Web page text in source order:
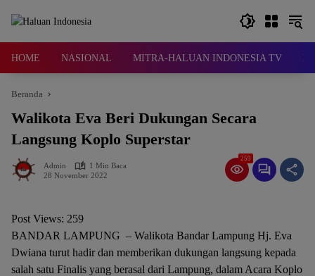
HOME NASIONAL MITRA-HALUAN INDONESIA TV
Beranda
Walikota Eva Beri Dukungan Secara
Langsung Koplo Superstar
Admin
1 Min Baca
28 November 2022
259
Post Views: 259
BANDAR LAMPUNG – Walikota Bandar Lampung Hj. Eva
Dwiana turut hadir dan memberikan dukungan langsung kepada
salah satu Finalis yang berasal dari Lampung, dalam Acara Koplo